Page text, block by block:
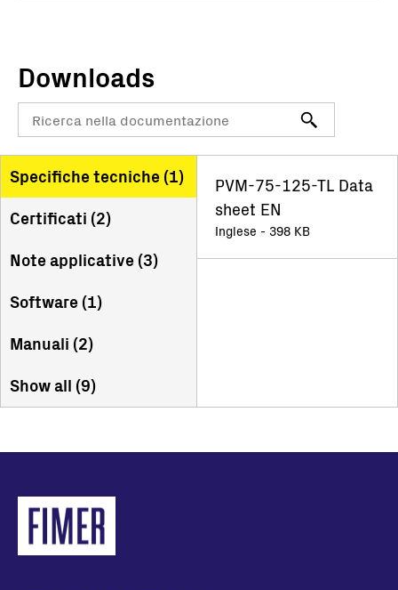
Downloads
Specifiche tecniche (1)
Certificati (2)
Note applicative (3)
Software (1)
Manuali (2)
Show all (9)
PVM-75-125-TL Data
sheet EN
Inglese - 398 KB